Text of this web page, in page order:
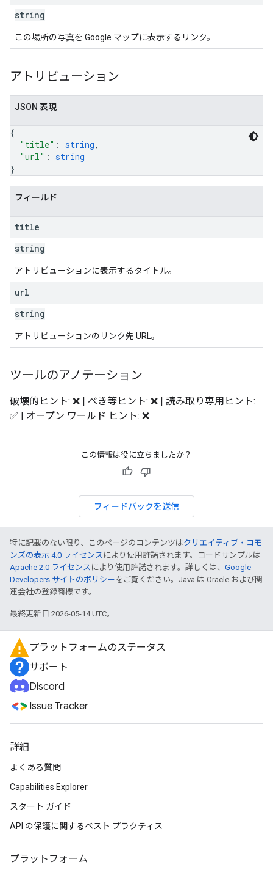
string
この場所の写真を Google マップに表示するリンク。
アトリビューション
JSON 表現
{
"title" : string,
"url" : string
}
フィールド
title
string
アトリビューションに表示するタイトル。
url
string
アトリビューションのリンク先 URL。
ツールのアノテーション
破壊的ヒント: ❌ | べき等ヒント: ❌ | 読み取り専用ヒント:
✅ | オープン ワールド ヒント: ❌
この情報は役に立ちましたか？
フィードバックを送信
特に記載のない限り、このページのコンテンツはクリエイティブ・コモ
ンズの表示 4.0 ライセンス により使用許諾されます。コードサンプルは
Apache 2.0 ライセンス により使用許諾されます。詳しくは、 Google
Developers サイトのポリシー をご覧ください。Java は Oracle および関
連会社の登録商標です。
最終更新日 2026-05-14 UTC。
プラットフォームのステータス
サポート
Discord
Issue Tracker
詳細
よくある質問
Capabilities Explorer
スタート ガイド
API の保護に関するベスト プラクティス
プラットフォーム